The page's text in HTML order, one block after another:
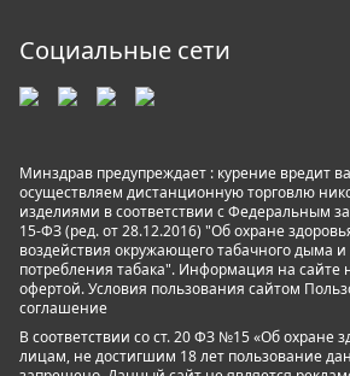
Социальные сети
Минздрав предупреждает : курение вредит
осуществляем дистанционную торговлю
изделиями в соответствии с Федеральным
15-ФЗ (ред. от 28.12.2016) "Об охране
воздействия окружающего табачного дыма и
потребления табака". Информация на сайте
офертой. Условия пользования сайтом
соглашение
В соответствии со ст. 20 ФЗ №15 «Об охране
лицам, не достигшим 18 лет пользование